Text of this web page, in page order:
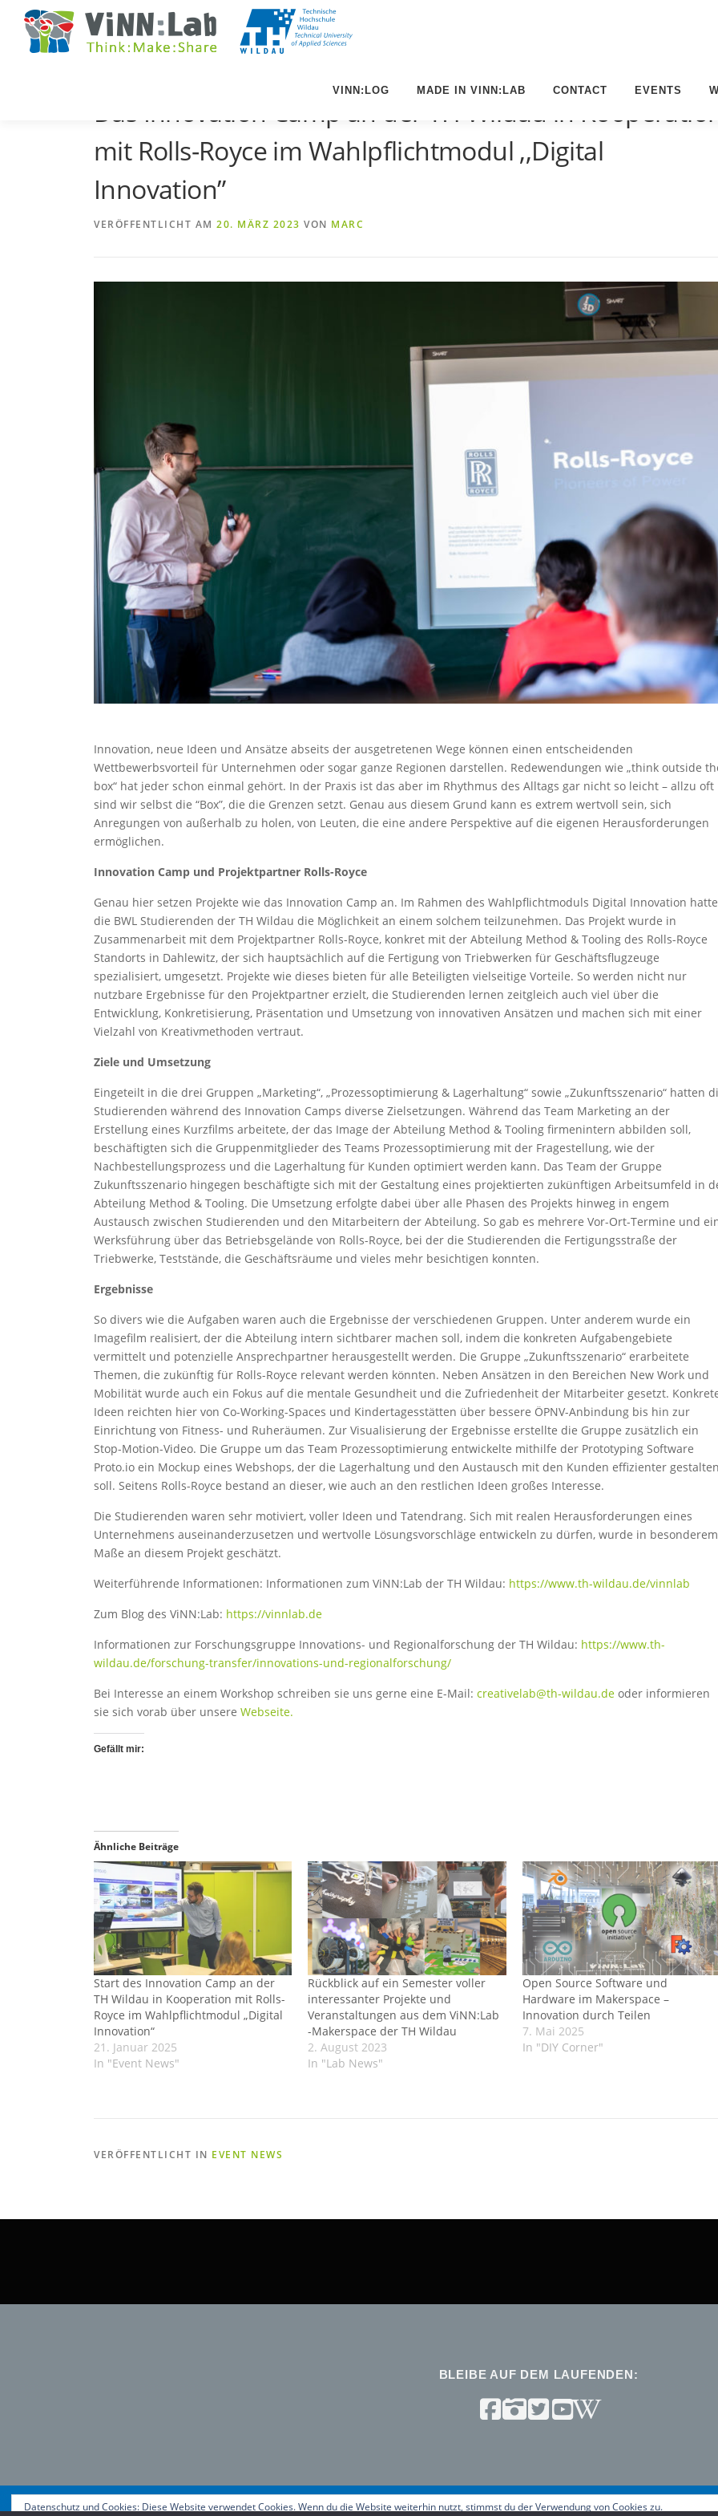
Inhalt
springen
VINN:LOG MADE IN VINN:LAB CONTACT EVENTS
Das Innovation Camp an der TH Wildau in
mit Rolls-Royce im Wahlpflichtmodul ,,Digital
Innovation”
VERÖFFENTLICHT AM 20. MÄRZ 2023 VON MARC
Innovation, neue Ideen und Ansätze abseits der ausgetretenen Wege können einen entscheidenden
Wettbewerbsvorteil für Unternehmen oder sogar ganze Regionen darstellen. Redewendungen wie „think outside
box“ hat jeder schon einmal gehört. In der Praxis ist das aber im Rhythmus des Alltags gar nicht so leicht – allzu oft
sind wir selbst die “Box”, die die Grenzen setzt. Genau aus diesem Grund kann es extrem wertvoll sein, sich
Anregungen von außerhalb zu holen, von Leuten, die eine andere Perspektive auf die eigenen Herausforderungen
ermöglichen.
Innovation Camp und Projektpartner Rolls-Royce
Genau hier setzen Projekte wie das Innovation Camp an. Im Rahmen des Wahlpflichtmoduls Digital Innovation
die BWL Studierenden der TH Wildau die Möglichkeit an einem solchem teilzunehmen. Das Projekt wurde in
Zusammenarbeit mit dem Projektpartner Rolls-Royce, konkret mit der Abteilung Method & Tooling des Rolls-Royce
Standorts in Dahlewitz, der sich hauptsächlich auf die Fertigung von Triebwerken für Geschäftsflugzeuge
spezialisiert, umgesetzt. Projekte wie dieses bieten für alle Beteiligten vielseitige Vorteile. So werden nicht nur
nutzbare Ergebnisse für den Projektpartner erzielt, die Studierenden lernen zeitgleich auch viel über die
Entwicklung, Konkretisierung, Präsentation und Umsetzung von innovativen Ansätzen und machen sich mit einer
Vielzahl von Kreativmethoden vertraut.
Ziele und Umsetzung
Eingeteilt in die drei Gruppen „Marketing“, „Prozessoptimierung & Lagerhaltung“ sowie „Zukunftsszenario“ hatten
Studierenden während des Innovation Camps diverse Zielsetzungen. Während das Team Marketing an der
Erstellung eines Kurzfilms arbeitete, der das Image der Abteilung Method & Tooling firmenintern abbilden soll,
beschäftigten sich die Gruppenmitglieder des Teams Prozessoptimierung mit der Fragestellung, wie der
Nachbestellungsprozess und die Lagerhaltung für Kunden optimiert werden kann. Das Team der Gruppe
Zukunftsszenario hingegen beschäftigte sich mit der Gestaltung eines projektierten zukünftigen Arbeitsumfeld in
Abteilung Method & Tooling. Die Umsetzung erfolgte dabei über alle Phasen des Projekts hinweg in engem
Austausch zwischen Studierenden und den Mitarbeitern der Abteilung. So gab es mehrere Vor-Ort-Termine und
Werksführung über das Betriebsgelände von Rolls-Royce, bei der die Studierenden die Fertigungsstraße der
Triebwerke, Teststände, die Geschäftsräume und vieles mehr besichtigen konnten.
Ergebnisse
So divers wie die Aufgaben waren auch die Ergebnisse der verschiedenen Gruppen. Unter anderem wurde ein
Imagefilm realisiert, der die Abteilung intern sichtbarer machen soll, indem die konkreten Aufgabengebiete
vermittelt und potenzielle Ansprechpartner herausgestellt werden. Die Gruppe „Zukunftsszenario“ erarbeitete
Themen, die zukünftig für Rolls-Royce relevant werden könnten. Neben Ansätzen in den Bereichen New Work und
Mobilität wurde auch ein Fokus auf die mentale Gesundheit und die Zufriedenheit der Mitarbeiter gesetzt.
Ideen reichten hier von Co-Working-Spaces und Kindertagesstätten über bessere ÖPNV-Anbindung bis hin zur
Einrichtung von Fitness- und Ruheräumen. Zur Visualisierung der Ergebnisse erstellte die Gruppe zusätzlich ein
Stop-Motion-Video. Die Gruppe um das Team Prozessoptimierung entwickelte mithilfe der Prototyping Software
Proto.io ein Mockup eines Webshops, der die Lagerhaltung und den Austausch mit den Kunden effizienter gestalten
soll. Seitens Rolls-Royce bestand an dieser, wie auch an den restlichen Ideen großes Interesse.
Die Studierenden waren sehr motiviert, voller Ideen und Tatendrang. Sich mit realen Herausforderungen eines
Unternehmens auseinanderzusetzen und wertvolle Lösungsvorschläge entwickeln zu dürfen, wurde in besonderem
Maße an diesem Projekt geschätzt.
Weiterführende Informationen: Informationen zum ViNN:Lab der TH Wildau: https://www.th-wildau.de/vinnlab
Zum Blog des ViNN:Lab: https://vinnlab.de
Informationen zur Forschungsgruppe Innovations- und Regionalforschung der TH Wildau: https://www.th-
wildau.de/forschung-transfer/innovations-und-regionalforschung/
Bei Interesse an einem Workshop schreiben sie uns gerne eine E-Mail: creativelab@th-wildau.de oder informieren
sie sich vorab über unsere Webseite.
Gefällt mir:
Ähnliche Beiträge
Start des Innovation Camp an der
TH Wildau in Kooperation mit Rolls-
Royce im Wahlpflichtmodul „Digital
Innovation“
21. Januar 2025
In "Event News"
Rückblick auf ein Semester voller
interessanter Projekte und
Veranstaltungen aus dem ViNN:Lab
-Makerspace der TH Wildau
2. August 2023
In "Lab News"
Open Source Software und
Hardware im Makerspace –
Innovation durch Teilen
7. Mai 2025
In "DIY Corner"
VERÖFFENTLICHT IN EVENT NEWS
BLEIBE AUF DEM LAUFENDEN:
Datenschutz und Cookies: Diese Website verwendet Cookies. Wenn du die Website weiterhin nutzt, stimmst du der Verwendung von Cookies zu.